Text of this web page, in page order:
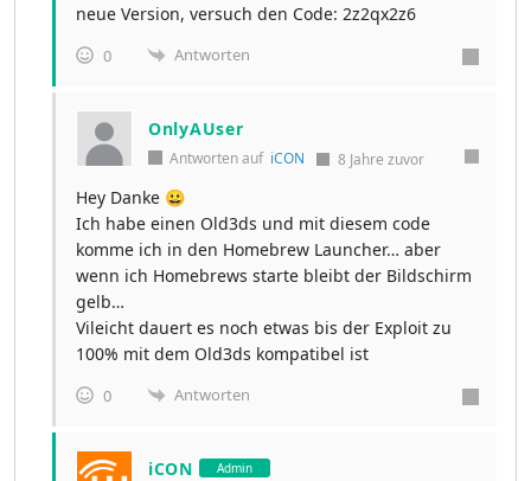
neue Version, versuch den Code: 2z2qx2z6
0 Antworten
OnlyAUser
Antworten auf iCON 8 Jahre zuvor
Hey Danke 😀
Ich habe einen Old3ds und mit diesem code
komme ich in den Homebrew Launcher… aber
wenn ich Homebrews starte bleibt der Bildschirm
gelb…
Vileicht dauert es noch etwas bis der Exploit zu
100% mit dem Old3ds kompatibel ist
0 Antworten
iCON Admin